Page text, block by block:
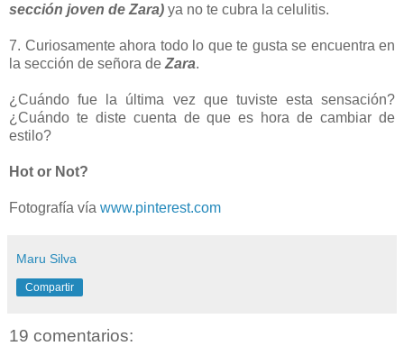
sección joven de Zara) ya no te cubra la celulitis.
7. Curiosamente ahora todo lo que te gusta se encuentra en
la sección de señora de Zara.
¿Cuándo fue la última vez que tuviste esta sensación?
¿Cuándo te diste cuenta de que es hora de cambiar de
estilo?
Hot or Not?
Fotografía vía www.pinterest.com
Maru Silva
Compartir
19 comentarios: